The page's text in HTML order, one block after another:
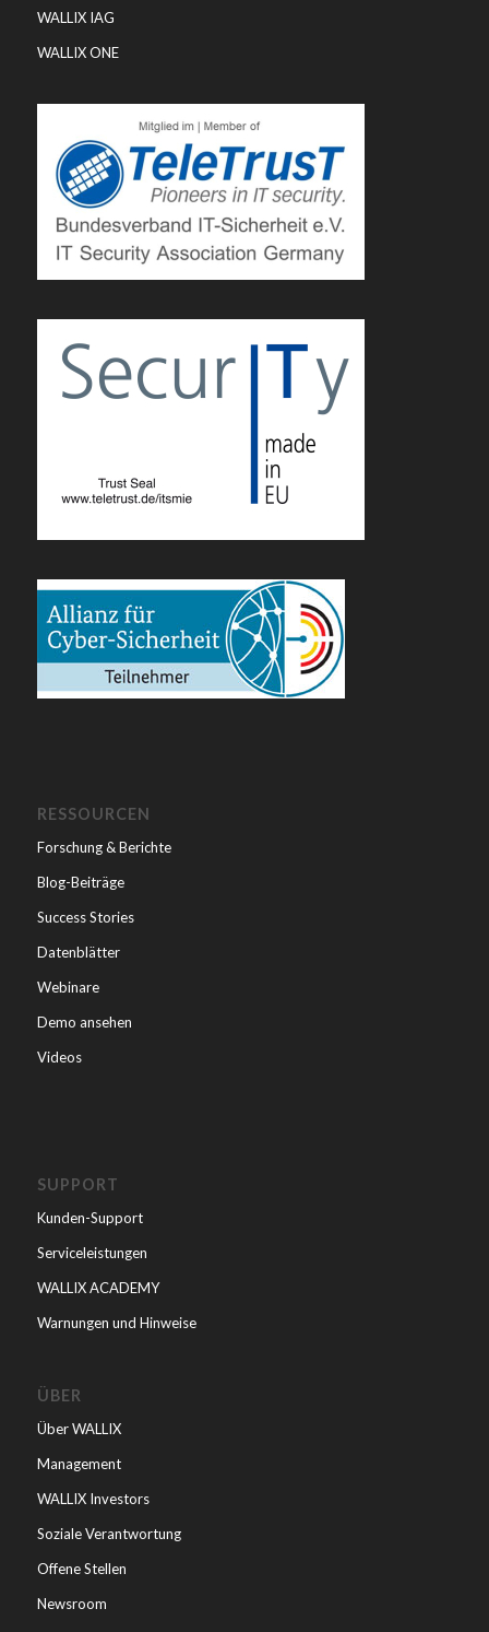
WALLIX IAG
WALLIX ONE
RESSOURCEN
Forschung & Berichte
Blog-Beiträge
Success Stories
Datenblätter
Webinare
Demo ansehen
Videos
SUPPORT
Kunden-Support
Serviceleistungen
WALLIX ACADEMY
Warnungen und Hinweise
ÜBER
Über WALLIX
Management
WALLIX Investors
Soziale Verantwortung
Offene Stellen
Newsroom